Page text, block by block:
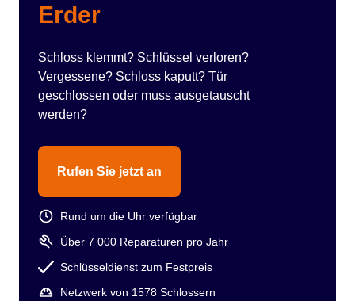
Erder
Schloss klemmt? Schlüssel verloren?
Vergessene? Schloss kaputt? Tür
geschlossen oder muss ausgetauscht
werden?
Rufen Sie jetzt an
Rund um die Uhr verfügbar
Über 7 000 Reparaturen pro Jahr
Schlüsseldienst zum Festpreis
Netzwerk von 1578 Schlossern